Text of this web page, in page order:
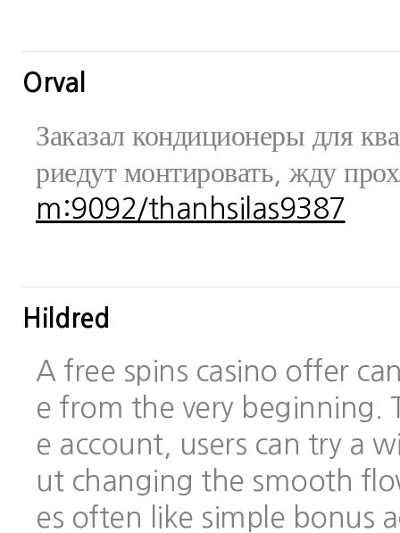
Orval
Заказал кондиционеры для
риедут монтировать, жду
m:9092/thanhsilas9387
Hildred
A free spins casino offer
e from the very beginning.
e account, users can try a
ut changing the smooth
es often like simple bonus